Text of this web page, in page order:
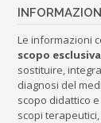
Le informazioni
scopo
sostituire,
diagnosi del
scopo didattico
scopi